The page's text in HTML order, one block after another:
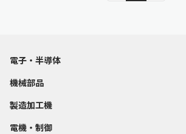
電子・半導体
機械部品
製造加工機
電機・制御